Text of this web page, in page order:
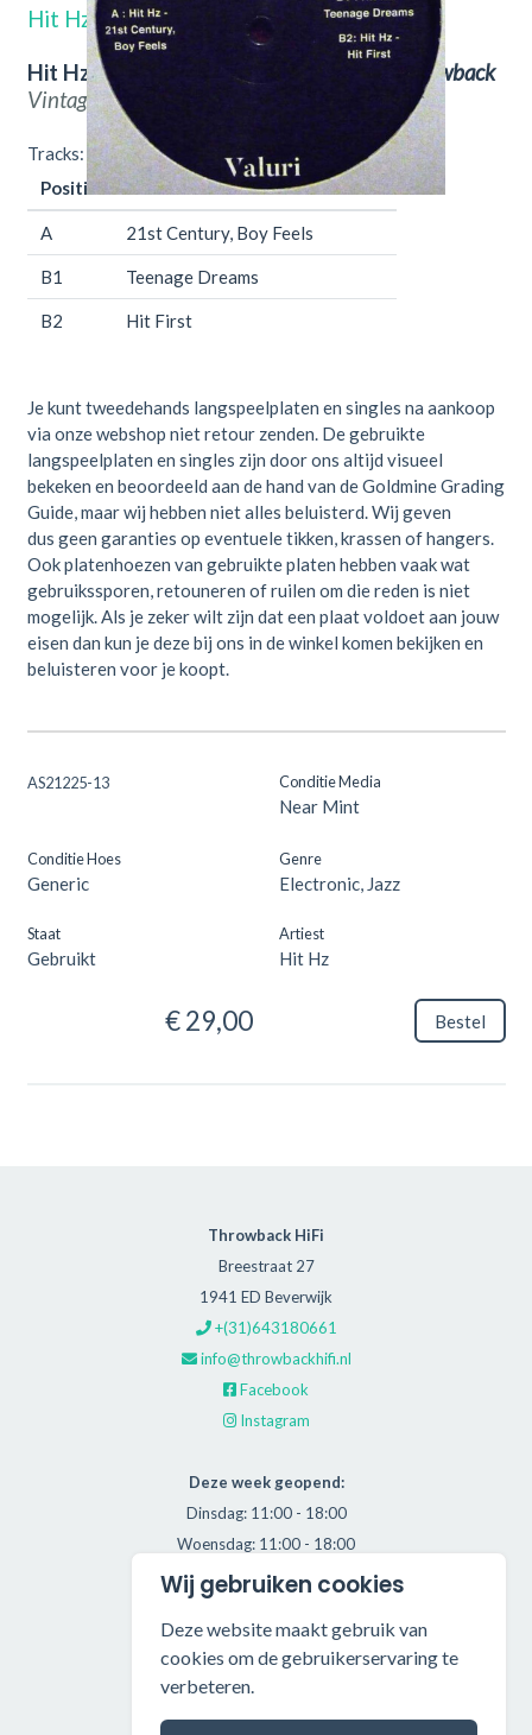
Hit Hz
Hit Hz – Valuri 01.
Nu verkrijgbaar bij
Throwback
Vintage Hifi & Vinyl.
Tracks:
Positie
Titel Duur
A 21st Century, Boy Feels
B1 Teenage Dreams
B2 Hit First
Je kunt tweedehands langspeelplaten en singles na aankoop
via onze webshop niet retour zenden. De gebruikte
langspeelplaten en singles zijn door ons altijd visueel
bekeken en beoordeeld aan de hand van de Goldmine Grading
Guide, maar wij hebben niet alles beluisterd. Wij geven
dus geen garanties op eventuele tikken, krassen of hangers.
Ook platenhoezen van gebruikte platen hebben vaak wat
gebruikssporen, retouneren of ruilen om die reden is niet
mogelijk. Als je zeker wilt zijn dat een plaat voldoet aan jouw
eisen dan kun je deze bij ons in de winkel komen bekijken en
beluisteren voor je koopt.
AS21225-13 Conditie Media
Near Mint
Conditie Hoes
Generic
Genre
Electronic, Jazz
Staat
Gebruikt
Artiest
Hit Hz
€ 29,00 Bestel
Throwback HiFi
Breestraat 27
1941 ED Beverwijk
+(31)643180661
info@throwbackhifi.nl
Facebook
Instagram
Deze week geopend:
Dinsdag: 11:00 - 18:00
Woensdag: 11:00 - 18:00
Donderdag: 11:00 - 21:00
Zaterdag: 11:00 - 17:00
Alle getoonde prijzen zijn incl. BTW.
Algemene Voorwaarden
Wij gebruiken cookies
Deze website maakt gebruik van
cookies om de gebruikerservaring te
verbeteren.